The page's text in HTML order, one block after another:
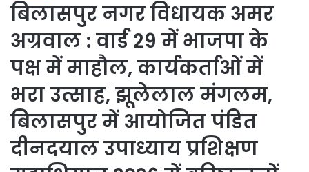
बिलासपुर नगर विधायक अमर
अग्रवाल : वार्ड 29 में भाजपा के
पक्ष में माहौल, कार्यकर्ताओं में
भरा उत्साह, झूलेलाल मंगलम,
बिलासपुर में आयोजित पंडित
दीनदयाल उपाध्याय प्रशिक्षण